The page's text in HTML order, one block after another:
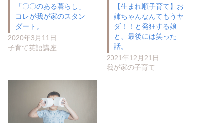
「〇〇のある暮らし」
コレが我が家のスタン
ダート。
2020年3月11日
子育て英語講座
【生まれ順子育て】お
姉ちゃんなんてもうヤ
ダ！！と発狂する娘
と、最後には笑った
話。
2021年12月21日
我が家の子育て